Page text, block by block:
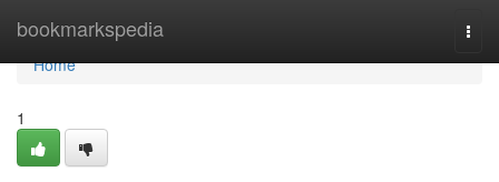
bookmarkspedia
Home
Home
1